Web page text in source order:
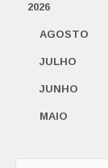
2026
AGOSTO
JULHO
JUNHO
MAIO